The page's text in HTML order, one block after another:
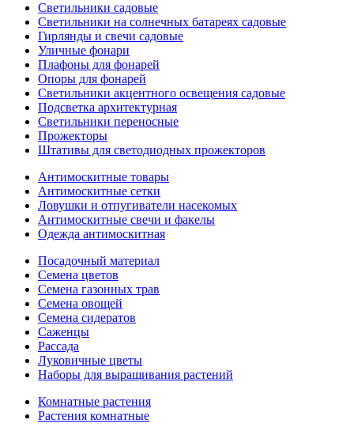
Светильники садовые
Светильники на солнечных батареях садовые
Гирлянды и свечи садовые
Уличные фонари
Плафоны для фонарей
Опоры для фонарей
Светильники акцентного освещения садовые
Подсветка архитектурная
Светильники переносные
Прожекторы
Штативы для светодиодных прожекторов
Антимоскитные товары
Антимоскитные сетки
Ловушки и отпугиватели насекомых
Антимоскитные свечи и факелы
Одежда антимоскитная
Посадочный материал
Семена цветов
Семена газонных трав
Семена овощей
Семена сидератов
Саженцы
Рассада
Луковичные цветы
Наборы для выращивания растений
Комнатные растения
Растения комнатные